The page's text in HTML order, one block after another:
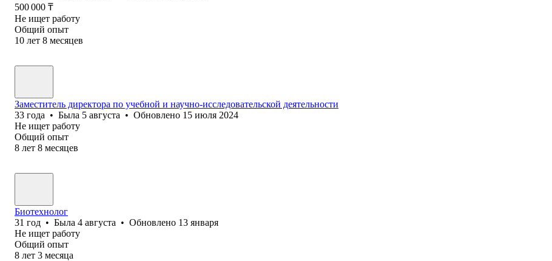
500 000 ₸
Не ищет работу
Общий опыт
10 лет 8 месяцев
Заместитель директора по учебной и научно-исследовательской деятельности
33 года • Была 5 августа • Обновлено 15 июля 2024
Не ищет работу
Общий опыт
8 лет 8 месяцев
Биотехнолог
31 год • Была 4 августа • Обновлено 13 января
Не ищет работу
Общий опыт
8 лет 3 месяца